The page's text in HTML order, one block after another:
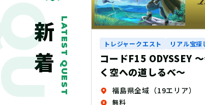
LATEST QUEST
トレジャークエスト リアル宝探し
コードF15 ODYSSEY ～幸せの風吹
く空への道しるべ～
福島県全域（19エリア）